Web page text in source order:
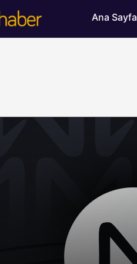
Ana Sayfa
BITCOIN HABERLERI